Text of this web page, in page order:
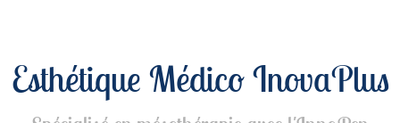
Esthétique Médico InovaPlus